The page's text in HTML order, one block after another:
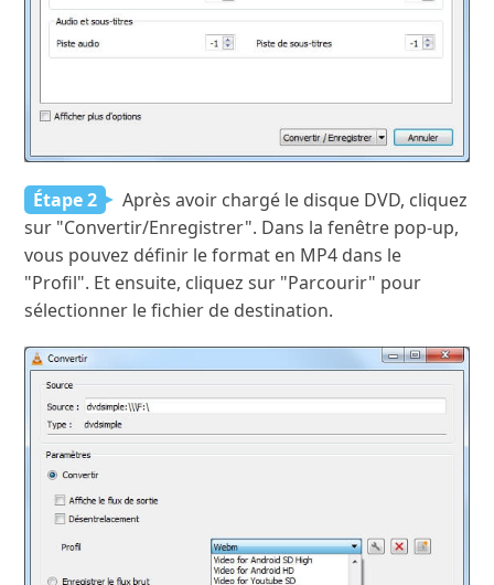
Étape 2
Après avoir chargé le disque DVD, cliquez
sur "Convertir/Enregistrer". Dans la fenêtre pop-up,
vous pouvez définir le format en MP4 dans le
"Profil". Et ensuite, cliquez sur "Parcourir" pour
sélectionner le fichier de destination.